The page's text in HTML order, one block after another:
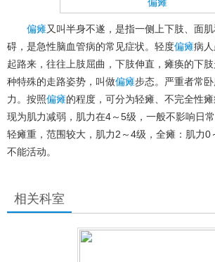
偏瘫又叫半身不遂，是指一侧上下肢、面
碍，是急性脑血管病的常见症状。轻度偏瘫病
起路来，往往上肢屈曲，下肢伸直，瘫痪的下
种特殊的走路姿势，叫做偏瘫步态。严重者常
力。按照偏瘫的程度，可分为轻瘫、不完全性
现为肌力减弱，肌力在4～5级，一般不影响日
轻瘫重，范围较大，肌力2～4级，全瘫：肌力0
不能活动。
相关科室